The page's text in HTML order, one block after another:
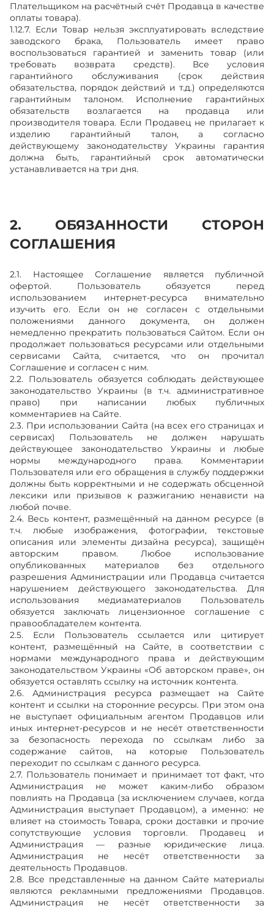
Плательщиком на расчётный счёт Продавца в качестве
оплаты товара).
1.12.7. Если Товар нельзя эксплуатировать вследствие
заводского брака, Пользователь имеет право
воспользоваться гарантией и заменить товар (или
требовать возврата средств). Все условия
гарантийного обслуживания (срок действия
обязательства, порядок действий и т.д.) определяются
гарантийным талоном. Исполнение гарантийных
обязательств возлагается на продавца или
производителя товара. Если Продавец не прилагает к
изделию гарантийный талон, а согласно
действующему законодательству Украины гарантия
должна быть, гарантийный срок автоматически
устанавливается на три дня.
2. ОБЯЗАННОСТИ СТОРОН
СОГЛАШЕНИЯ
2.1. Настоящее Соглашение является публичной
офертой. Пользователь обязуется перед
использованием интернет-ресурса внимательно
изучить его. Если он не согласен с отдельными
положениями данного документа, он должен
немедленно прекратить пользоваться Сайтом. Если он
продолжает пользоваться ресурсами или отдельными
сервисами Сайта, считается, что он прочитал
Соглашение и согласен с ним.
2.2. Пользователь обязуется соблюдать действующее
законодательство Украины (в т.ч. административное
право) при написании любых публичных
комментариев на Сайте.
2.3. При использовании Сайта (на всех его страницах и
сервисах) Пользователь не должен нарушать
действующее законодательство Украины и любые
нормы международного права. Комментарии
Пользователя или его обращения в службу поддержки
должны быть корректными и не содержать обсценной
лексики или призывов к разжиганию ненависти на
любой почве.
2.4. Весь контент, размещённый на данном ресурсе (в
т.ч. любые изображения, фотографии, текстовые
описания или элементы дизайна ресурса), защищён
авторским правом. Любое использование
опубликованных материалов без отдельного
разрешения Администрации или Продавца считается
нарушением действующего законодательства. Для
использования медиаматериалов Пользователь
обязуется заключать лицензионное соглашение с
правообладателем контента.
2.5. Если Пользователь ссылается или цитирует
контент, размещённый на Сайте, в соответствии с
нормами международного права и действующим
законодательством Украины «Об авторском праве», он
обязуется оставлять ссылку на источник контента.
2.6. Администрация ресурса размещает на Сайте
контент и ссылки на сторонние ресурсы. При этом она
не выступает официальным агентом Продавцов или
иных интернет-ресурсов и не несёт ответственности
за безопасность перехода по ссылкам либо за
содержание сайтов, на которые Пользователь
переходит по ссылкам с данного ресурса.
2.7. Пользователь понимает и принимает тот факт, что
Администрация не может каким-либо образом
повлиять на Продавца (за исключением случаев, когда
Администрация выступает Продавцом), а именно: не
влияет на стоимость Товара, сроки доставки и прочие
сопутствующие условия торговли. Продавец и
Администрация — разные юридические лица.
Администрация не несёт ответственности за
деятельность Продавцов.
2.8. Все представленные на данном Сайте материалы
являются рекламными предложениями Продавцов.
Администрация не несёт ответственности за